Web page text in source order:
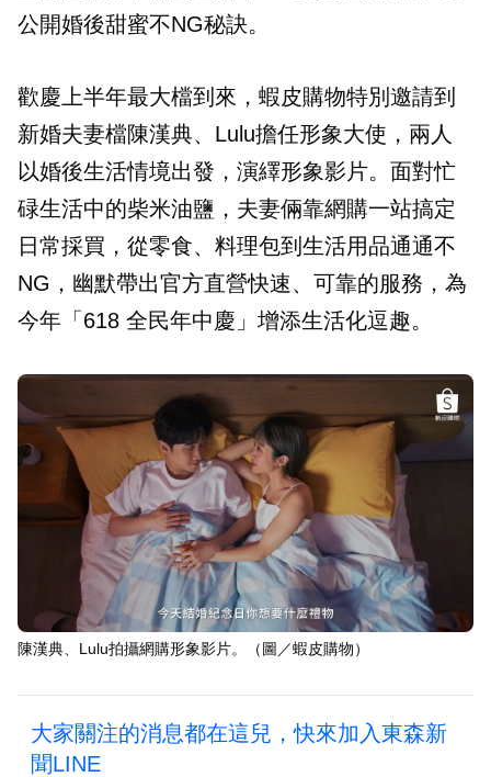
公開婚後甜蜜不NG秘訣。
歡慶上半年最大檔到來，蝦皮購物特別邀請到
新婚夫妻檔陳漢典、Lulu擔任形象大使，兩人
以婚後生活情境出發，演繹形象影片。面對忙
碌生活中的柴米油鹽，夫妻倆靠網購一站搞定
日常採買，從零食、料理包到生活用品通通不
NG，幽默帶出官方直營快速、可靠的服務，為
今年「618 全民年中慶」增添生活化逗趣。
陳漢典、Lulu拍攝網購形象影片。（圖／蝦皮購物）
大家關注的消息都在這兒，快來加入東森新
聞LINE